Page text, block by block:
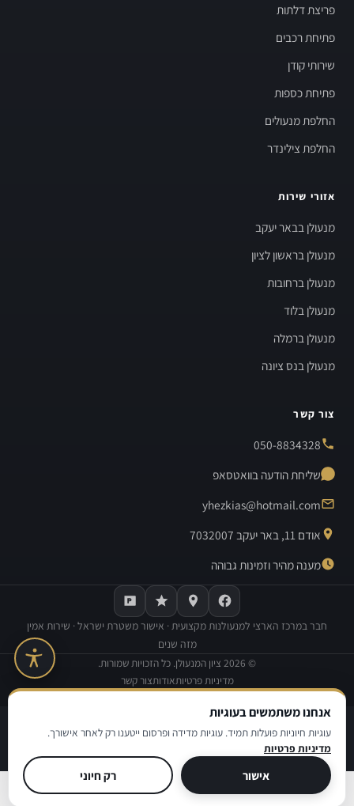
פריצת דלתות
פתיחת רכבים
שירותי קודן
פתיחת כספות
החלפת מנעולים
החלפת צילינדר
אזורי שירות
מנעולן בבאר יעקב
מנעולן בראשון לציון
מנעולן ברחובות
מנעולן בלוד
מנעולן ברמלה
מנעולן בנס ציונה
צור קשר
050-8834328
שליחת הודעה בוואטסאפ
yhezkias@hotmail.com
אודם 11, באר יעקב 7032007
מענה מהיר וזמינות גבוהה
חבר במרכז הארצי למנעולנות מקצועית · אישור משטרת ישראל · שירות אמין
מזה שנים
©
2026 ציון המנעולן. כל הזכויות שמורות.
מדיניות פרטיותאודותצור קשר
מדיניות פרטיות | תנאי שימוש | הצהרת נגישות
© ציון המנעולן
אנחנו משתמשים בעוגיות
עוגיות חיוניות פועלות תמיד. עוגיות מדידה ופרסום ייטענו רק לאחר אישורך.
מדיניות פרטיות
אישור רק חיוני